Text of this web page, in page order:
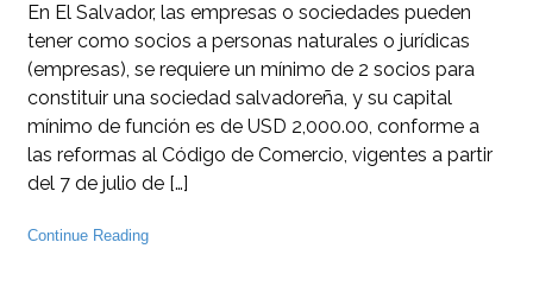
En El Salvador, las empresas o sociedades pueden
tener como socios a personas naturales o jurídicas
(empresas), se requiere un mínimo de 2 socios para
constituir una sociedad salvadoreña, y su capital
mínimo de función es de USD 2,000.00, conforme a
las reformas al Código de Comercio, vigentes a partir
del 7 de julio de […]
Continue Reading